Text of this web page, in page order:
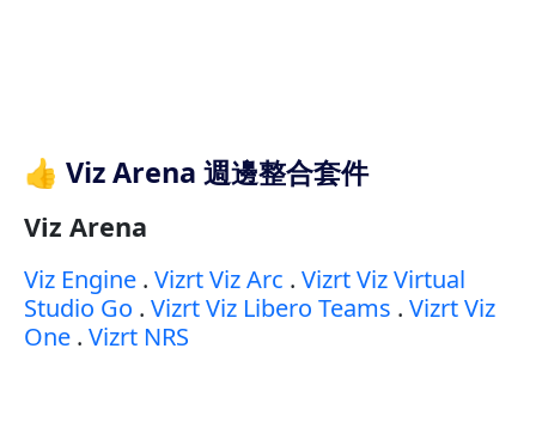
👍 Viz Arena 週邊整合套件
Viz Arena
Viz Engine . Vizrt Viz Arc . Vizrt Viz Virtual
Studio Go . Vizrt Viz Libero Teams . Vizrt Viz
One . Vizrt NRS